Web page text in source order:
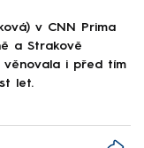
v CNN Prima
a Strakově
věnovala i před tím
let.